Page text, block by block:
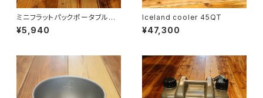
ミニフラットパックポータブルグ
リル＆ファイヤーピット
¥5,940
Iceland cooler 45QT
¥47,300